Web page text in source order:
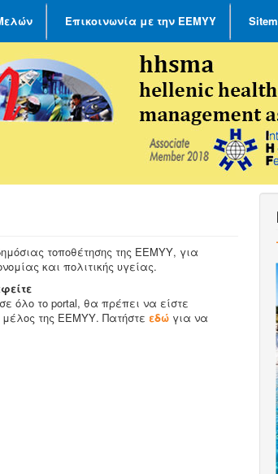
Επικοινωνία με την ΕΕΜΥΥ
τοποθέτησης της ΕΕΜΥΥ, για
και πολιτικής υγείας.
όλο το portal, θα πρέπει να είστε
μέλος της ΕΕΜΥΥ. Πατήστεεδώ για να